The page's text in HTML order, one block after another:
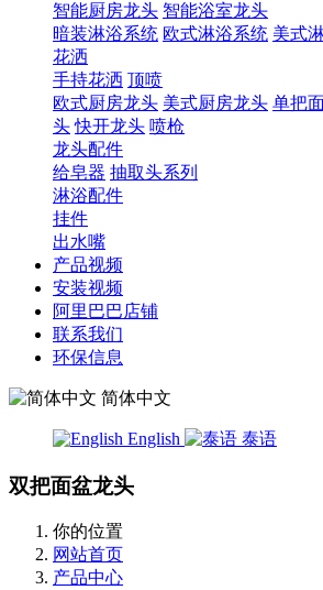
智能厨房龙头 智能浴室龙头
暗装淋浴系统 欧式淋浴系统 美式
花洒
手持花洒 顶喷
欧式厨房龙头 美式厨房龙头 单把
头 快开龙头 喷枪
龙头配件
给皂器 抽取头系列
淋浴配件
挂件
出水嘴
产品视频
安装视频
阿里巴巴店铺
联系我们
环保信息
简体中文
English 泰语
双把面盆龙头
你的位置
网站首页
产品中心